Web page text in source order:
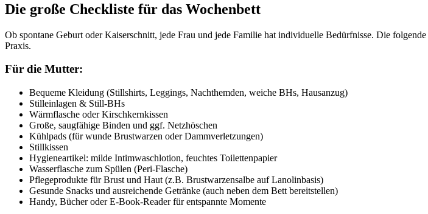
Die große Checkliste für das Wochenbett
Ob spontane Geburt oder Kaiserschnitt, jede Frau und jede Familie hat individuelle Bedürfnisse. Die
Praxis.
Für die Mutter:
Bequeme Kleidung (Stillshirts, Leggings, Nachthemden, weiche BHs, Hausanzug)
Stilleinlagen & Still-BHs
Wärmflasche oder Kirschkernkissen
Große, saugfähige Binden und ggf. Netzhöschen
Kühlpads (für wunde Brustwarzen oder Dammverletzungen)
Stillkissen
Hygieneartikel: milde Intimwaschlotion, feuchtes Toilettenpapier
Wasserflasche zum Spülen (Peri-Flasche)
Pflegeprodukte für Brust und Haut (z.B. Brustwarzensalbe auf Lanolinbasis)
Gesunde Snacks und ausreichende Getränke (auch neben dem Bett bereitstellen)
Handy, Bücher oder E-Book-Reader für entspannte Momente